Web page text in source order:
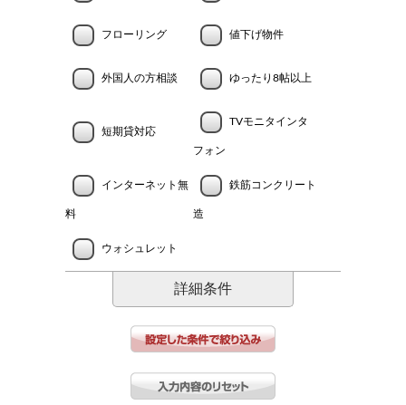
フローリング 値下げ物件
外国人の方相談 ゆったり8帖以上
短期貸対応
TVモニタインタ
フォン
インターネット無
料
鉄筋コンクリート
造
ウォシュレット